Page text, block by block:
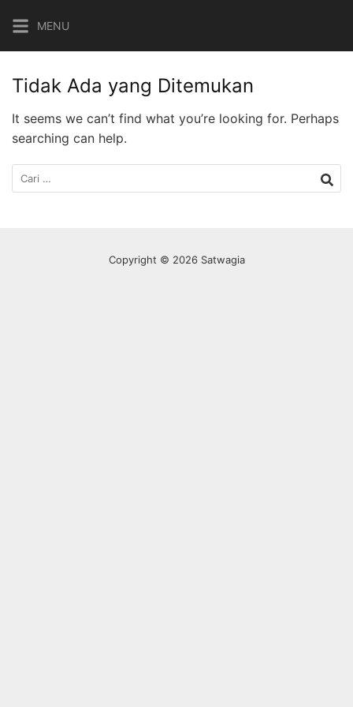
ke
konten
MENU
Tidak Ada yang Ditemukan
It seems we can’t find what you’re looking for. Perhaps
searching can help.
Cari
untuk:
Copyright © 2026 Satwagia